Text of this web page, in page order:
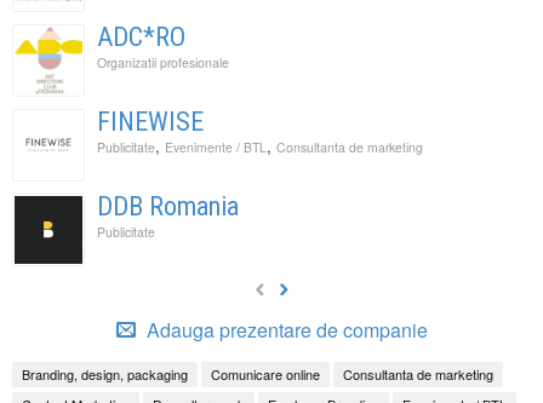
ADC*RO
Organizatii profesionale
FINEWISE
Publicitate, Evenimente / BTL , Consultanta de marketing
DDB Romania
Publicitate
Adauga prezentare de companie
Branding, design, packaging Comunicare online
Consultanta de marketing